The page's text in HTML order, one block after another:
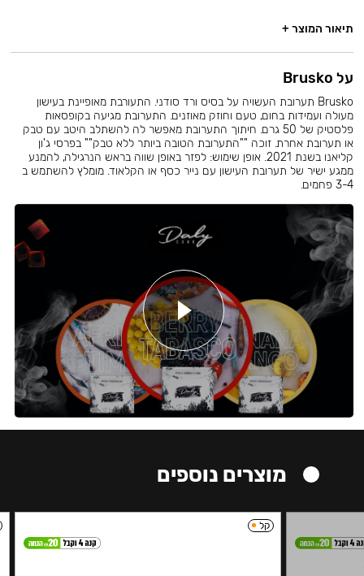
תיאור המוצר +
על Brusko
Brusko תערובת העשויה על בסיס ורד סודני. התעורבת מאופיינת בעישון
מעולה ועמידות בחום, טעם וחוזק מאוזנים. התערובת מגיעה בקופסאות
פלסטיק של 50 גרם. חיתוך התערובת מאפשר לה להשתלב היטב עם טבק
או תערובת אחרת. זוכה ""התערובת הטובה ביותר ללא טבק"" בפרסי ג'ון
קליאנו בשנת 2021. אופן שימוש: לפזר באופן שווה בראש הנרגילה, להמנע
ממגע ישיר של תערובת העישון עם נייר כסף או הקלאוד. מומלץ להשתמש ב
3-4 פחמים.
מוצרים נוספים
קל